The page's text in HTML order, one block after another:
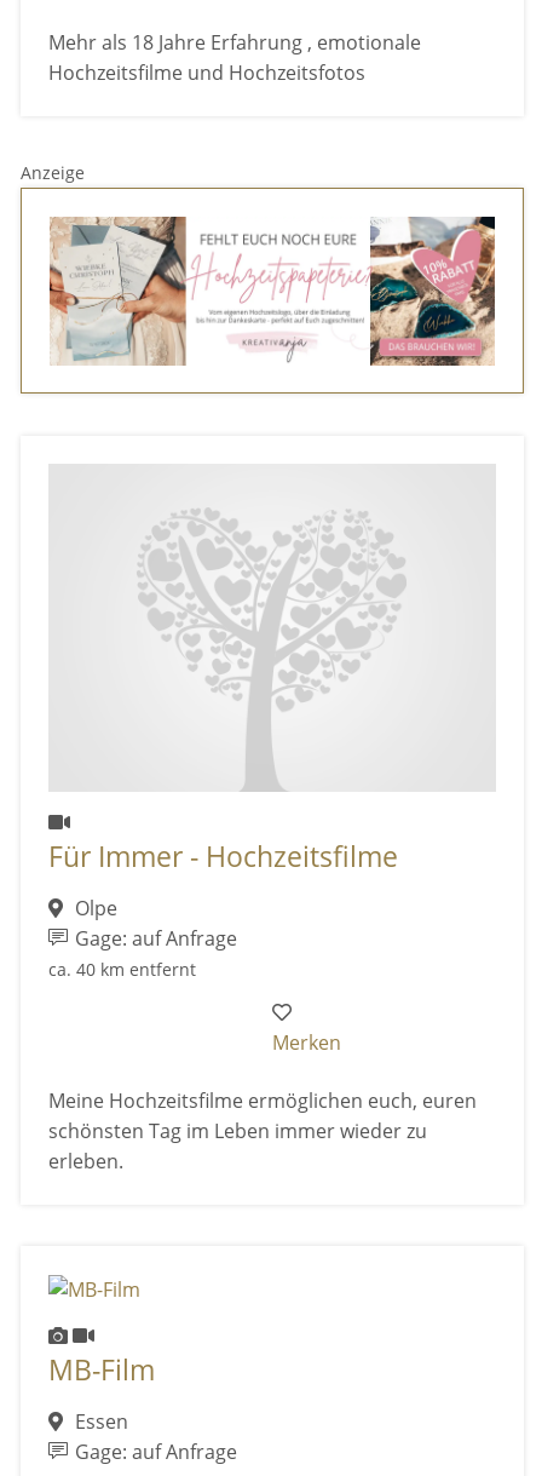
Mehr als 18 Jahre Erfahrung , emotionale
Hochzeitsfilme und Hochzeitsfotos
Anzeige
Für Immer - Hochzeitsfilme
Olpe
Gage: auf Anfrage
ca. 40 km entfernt
Merken
Meine Hochzeitsfilme ermöglichen euch, euren
schönsten Tag im Leben immer wieder zu
erleben.
MB-Film
Essen
Gage: auf Anfrage